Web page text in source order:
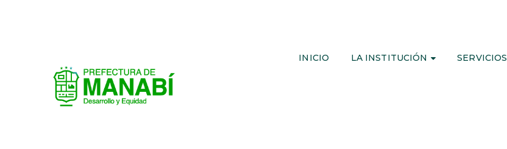
INICIO LA INSTITUCIÓN SERVICIOS